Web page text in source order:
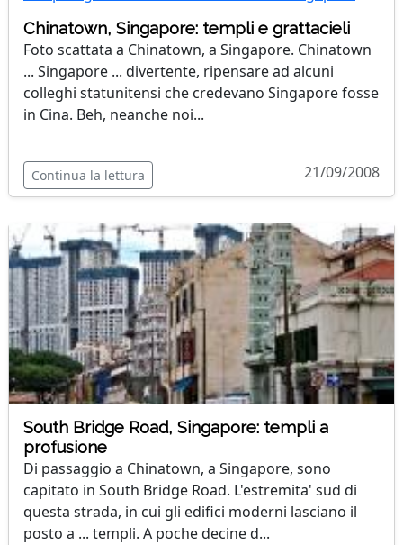
Chinatown, Singapore: templi e grattacieli
Foto scattata a Chinatown, a Singapore. Chinatown
... Singapore ... divertente, ripensare ad alcuni
colleghi statunitensi che credevano Singapore fosse
in Cina. Beh, neanche noi...
Continua la lettura 21/09/2008
South Bridge Road, Singapore: templi a
profusione
Di passaggio a Chinatown, a Singapore, sono
capitato in South Bridge Road. L'estremita' sud di
questa strada, in cui gli edifici moderni lasciano il
posto a ... templi. A poche decine d...